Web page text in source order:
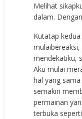
Melihat
dalam.
Kutatap
mendekatiku,
Aku mulai
hal yang
semakin
permainan
terbuka